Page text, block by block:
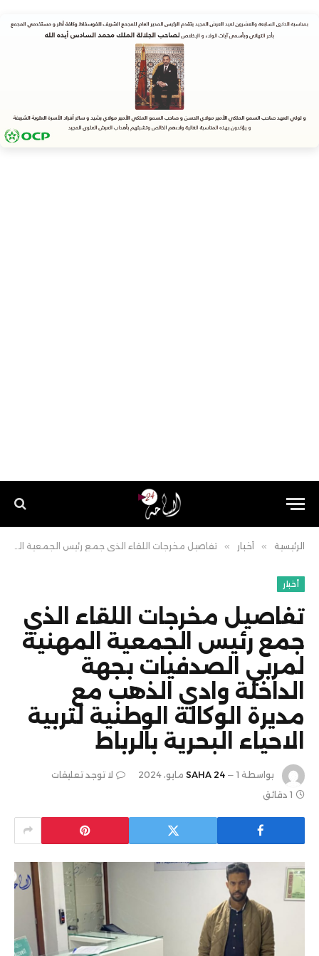
الرئيسية » أخبار » تفاصيل مخرجات اللقاء الذي جمع رئيس الجمعية المهنية لمربي الصدفيات بجهة الداخلة وادي الذهب مع مديرة الوكالة الوطنية لتربية الاحياء البحرية بالرباط
أخبار
تفاصيل مخرجات اللقاء الذي
جمع رئيس الجمعية المهنية
لمربي الصدفيات بجهة
الداخلة وادي الذهب مع
مديرة الوكالة الوطنية لتربية
الاحياء البحرية بالرباط
بواسطة SAHA 24 1 مايو، 2024
لا توجد تعليقات
1 دقائق